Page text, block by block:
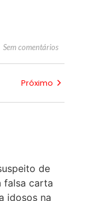
Sem comentários
Próximo